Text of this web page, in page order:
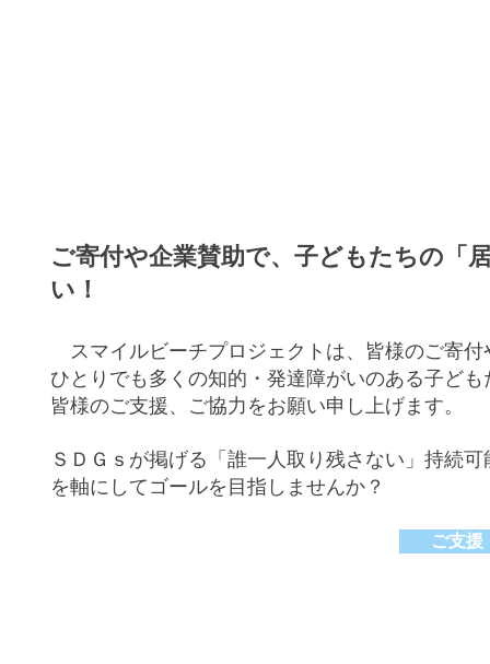
ご寄付や企業賛助で、子どもたちの「
い！
スマイルビーチプロジェクト は、皆様のご寄
ひとりでも多くの知的・発達障がいのある子ど
皆様のご支援、ご協力をお願い申し上げます。
ＳＤＧｓが掲げる「誰一人取り残さない」持続
を軸にしてゴールを目指しませんか？
ご支援